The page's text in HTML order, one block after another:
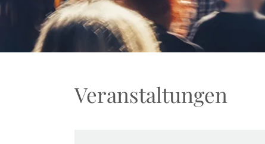
Veranstaltungen